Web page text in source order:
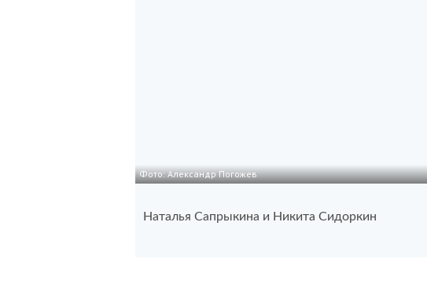
Фото: Александр Погожев
Наталья Сапрыкина и Никита Сидоркин